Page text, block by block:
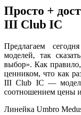
Просто +
III Club IC
Предлагаем
моделей, так
выбор». Как
ценником, что как
III Club IC — модель
соотношением цены и
Линейка Umbro